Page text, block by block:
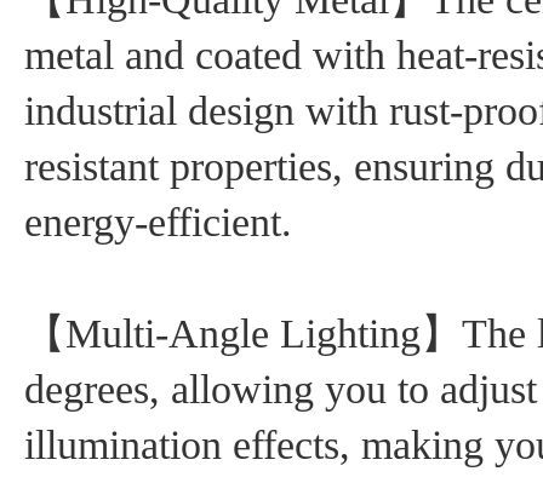
metal and coated with heat-
industrial design with rust-
resistant properties, ensuring
energy-efficient.
【Multi-Angle Lighting】The
degrees, allowing you to
illumination effects, making